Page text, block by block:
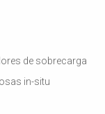
de sobrecarga
in-situ